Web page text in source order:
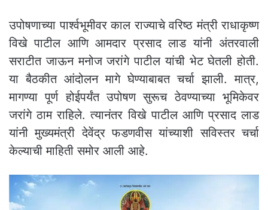
उपोषणाच्या पार्श्वभूमीवर काल राज्याचे वरिष्ठ मंत्री राधाकृष्ण
विखे पाटील आणि आमदार प्रसाद लाड यांनी अंतरवाली
सराटीत जाऊन मनोज जरांगे पाटील यांची भेट घेतली होती.
या बैठकीत आंदोलन मागे घेण्याबाबत चर्चा झाली. मात्र,
मागण्या पूर्ण होईपर्यंत उपोषण सुरूच ठेवण्याच्या भूमिकेवर
जरांगे ठाम राहिले. त्यानंतर विखे पाटील आणि प्रसाद लाड
यांनी मुख्यमंत्री देवेंद्र फडणवीस यांच्याशी सविस्तर चर्चा
केल्याची माहिती समोर आली आहे.